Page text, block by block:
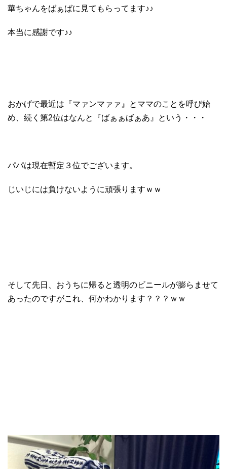
華ちゃんをばぁばに見てもらってます♪♪
本当に感謝です♪♪
おかげで最近は『マァンマァァ』とママのことを呼び始
め、続く第2位はなんと『ばぁぁばぁあ』という・・・
パパは現在暫定３位でございます。
じいじには負けないように頑張りますｗｗ
そして先日、おうちに帰ると透明のビニールが膨らませて
あったのですがこれ、何かわかります？？？ｗｗ